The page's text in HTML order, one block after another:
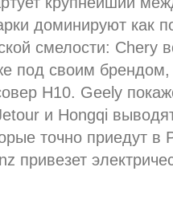
доминируют как
смелости: Chery
под своим
H10. Geely
и Hongqi
точно приедут
привезет